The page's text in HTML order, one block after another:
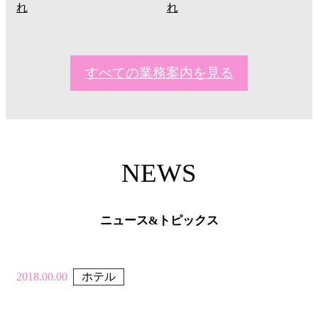
れ
れ
すべての業務案内を見る
NEWS
ニュース&トピックス
2018.00.00 ホテル